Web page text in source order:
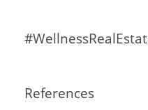
References